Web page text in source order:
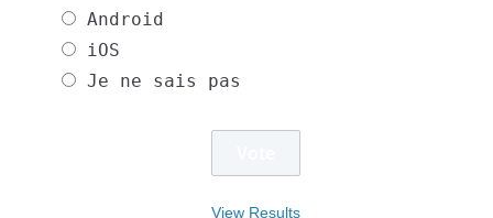
Android
iOS
Je ne sais pas
View Results